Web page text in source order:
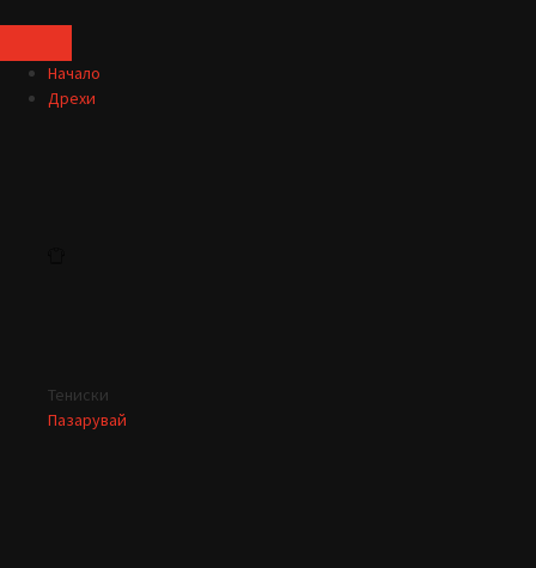
Начало
Дрехи
Тениски
Пазарувай